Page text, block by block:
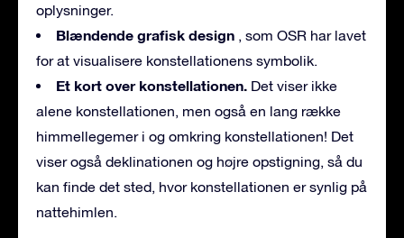
oplysninger.
Blændende grafisk design , som OSR har lavet
for at visualisere konstellationens symbolik.
Et kort over konstellationen. Det viser ikke
alene konstellationen, men også en lang række
himmellegemer i og omkring konstellationen! Det
viser også deklinationen og højre opstigning, så du
kan finde det sted, hvor konstellationen er synlig på
nattehimlen.